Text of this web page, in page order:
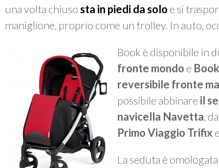
una volta chiusosta in piedi da solo e si
maniglione, proprio come un trolley. In auto,
Book è disponibile in
fronte mondo e
reversibile fronte
possibile abbinare il
navicella Navetta,
Primo Viaggio Trifix
La seduta è